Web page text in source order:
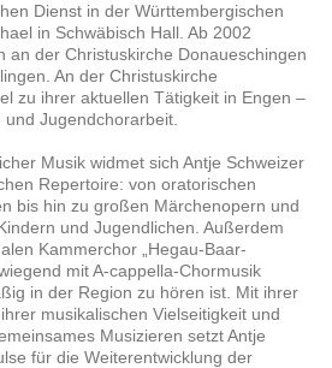
Dienst in der Württembergischen
in Schwäbisch Hall. Ab 2002
an der Christuskirche Donaueschingen
An der Christuskirche
zu ihrer aktuellen Tätigkeit in Engen –
Jugendchorarbeit.
Musik widmet sich Antje Schweizer
Repertoire: von oratorischen
bis hin zu großen Märchenopern und
und Jugendlichen. Außerdem
Kammerchor „Hegau-Baar-
mit A-cappella-Chormusik
in der Region zu hören ist. Mit ihrer
musikalischen Vielseitigkeit und
Musizieren setzt Antje
für die Weiterentwicklung der